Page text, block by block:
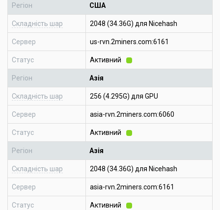
Регіон США
Складність шар 2048 (34.36G) для Nicehash
Сервер us-rvn.2miners.com:6161
Статус Активний
Регіон Азія
Складність шар 256 (4.295G) для GPU
Сервер asia-rvn.2miners.com:6060
Статус Активний
Регіон Азія
Складність шар 2048 (34.36G) для Nicehash
Сервер asia-rvn.2miners.com:6161
Статус Активний